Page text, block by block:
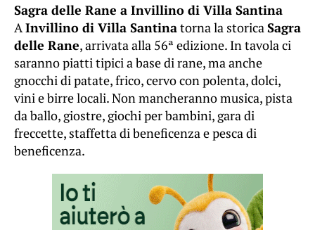
Sagra delle Rane a Invillino di Villa Santina
A Invillino di Villa Santinatorna la storica Sagra
delle Rane, arrivata alla 56ª edizione. In tavola ci
saranno piatti tipici a base di rane, ma anche
gnocchi di patate, frico, cervo con polenta, dolci,
vini e birre locali. Non mancheranno musica, pista
da ballo, giostre, giochi per bambini, gara di
freccette, staffetta di beneficenza e pesca di
beneficenza.